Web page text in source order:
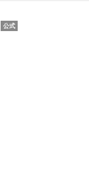
公式